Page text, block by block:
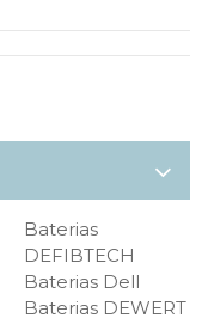
Baterias
DEFIBTECH
Baterias Dell
Baterias DEWERT